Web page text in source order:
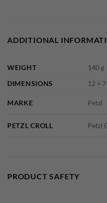
ADDITIONAL
WEIGHT
140 g
DIMENSIONS
12 ×
MARKE Petzl
PETZL CROLL Petzl
PRODUCT SAFETY